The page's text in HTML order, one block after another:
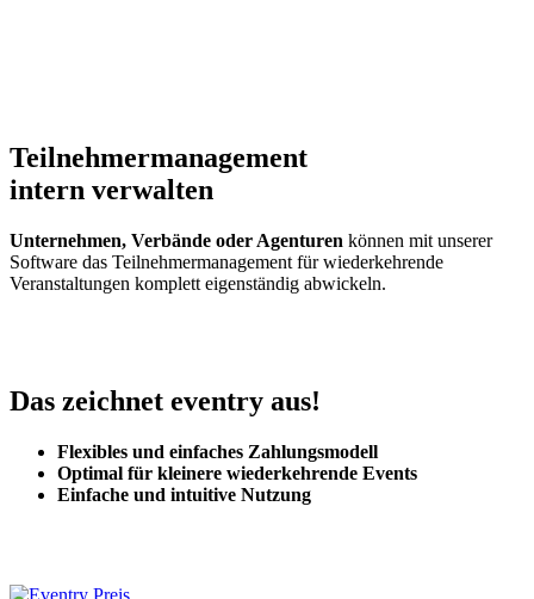
Teilnehmermanagement
intern verwalten
Unternehmen, Verbände oder Agenturen können mit unserer
Software das Teilnehmermanagement für wiederkehrende
Veranstaltungen komplett eigenständig abwickeln.
Das zeichnet eventry aus!
Flexibles und einfaches Zahlungsmodell
Optimal für kleinere wiederkehrende Events
Einfache und intuitive Nutzung